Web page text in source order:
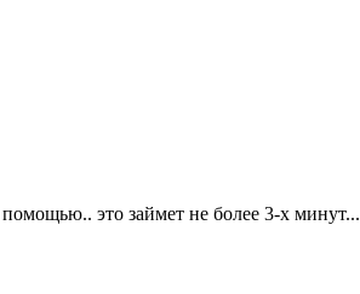
это займет не более 3-х минут...